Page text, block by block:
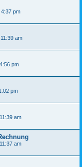
pm
am
pm
pm
am
am